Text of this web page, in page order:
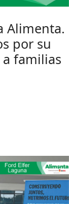
Alimenta.
por su
familias